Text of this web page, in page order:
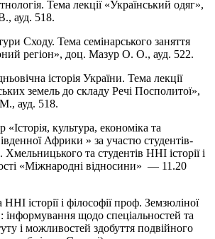
Тема лекції «Український одяг»,
ауд. 518.
Сходу. Тема семінарського заняття
регіон», доц. Мазур О. О., ауд. 522.
історія України. Тема лекції
земель до складу Речі Посполитої»,
ауд. 518.
культура, економіка та
Африки » за участю студентів-
та студентів ННІ історії і
«Міжнародні відносини» — 11.20
історії і філософії проф. Земзюліної
інформування щодо спеціальностей та
і можливостей здобуття подвійного